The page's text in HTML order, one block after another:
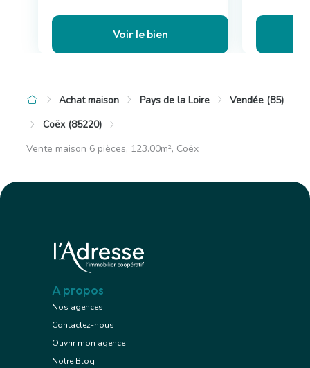
Voir le bien
Achat maison Pays de la Loire
Vendée (85)
Coëx (85220)
Vente maison 6 pièces, 123.00m², Coëx
A propos
Nos agences
Contactez-nous
Ouvrir mon agence
Notre Blog